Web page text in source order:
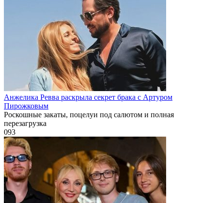
Анжелика Ревва раскрыла секрет брака с Артуром
Пирожковым
Роскошные закаты, поцелуи под салютом и полная
перезагрузка
093